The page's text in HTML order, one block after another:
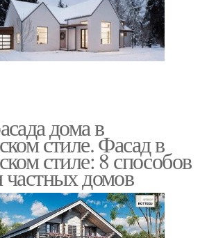
дома в
стиле. Фасад в
стиле: 8 способов
частных домов